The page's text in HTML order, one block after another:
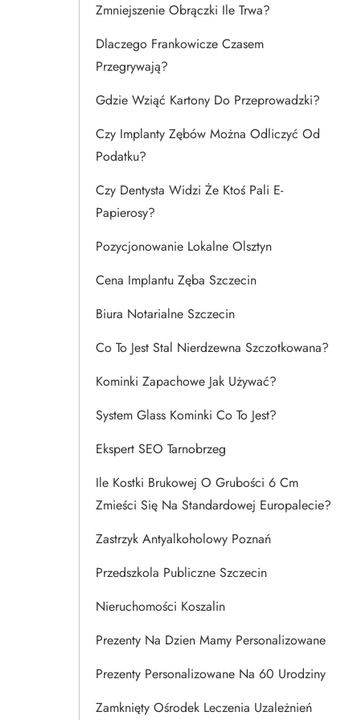
Zmniejszenie Obrączki Ile Trwa?
Dlaczego Frankowicze Czasem
Przegrywają?
Gdzie Wziąć Kartony Do Przeprowadzki?
Czy Implanty Zębów Można Odliczyć Od
Podatku?
Czy Dentysta Widzi Że Ktoś Pali E-
Papierosy?
Pozycjonowanie Lokalne Olsztyn
Cena Implantu Zęba Szczecin
Biura Notarialne Szczecin
Co To Jest Stal Nierdzewna Szczotkowana?
Kominki Zapachowe Jak Używać?
System Glass Kominki Co To Jest?
Ekspert SEO Tarnobrzeg
Ile Kostki Brukowej O Grubości 6 Cm
Zmieści Się Na Standardowej Europalecie?
Zastrzyk Antyalkoholowy Poznań
Przedszkola Publiczne Szczecin
Nieruchomości Koszalin
Prezenty Na Dzien Mamy Personalizowane
Prezenty Personalizowane Na 60 Urodziny
Zamknięty Ośrodek Leczenia Uzależnień